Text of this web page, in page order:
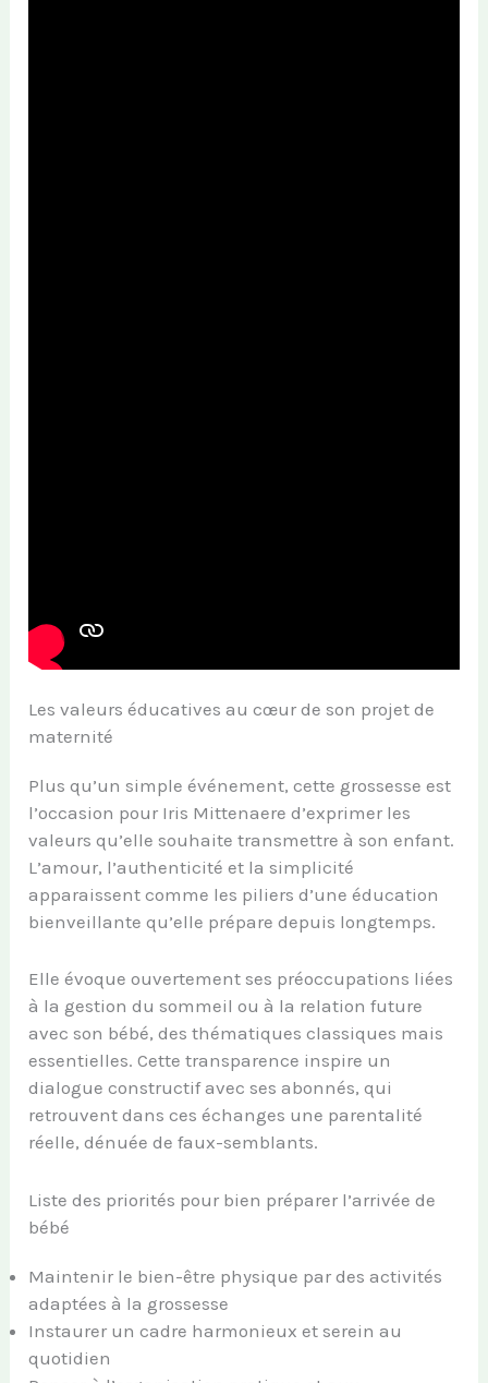
Les valeurs éducatives au cœur de son projet de
maternité
Plus qu’un simple événement, cette grossesse est
l’occasion pour Iris Mittenaere d’exprimer les
valeurs qu’elle souhaite transmettre à son enfant.
L’amour, l’authenticité et la simplicité
apparaissent comme les piliers d’une éducation
bienveillante qu’elle prépare depuis longtemps.
Elle évoque ouvertement ses préoccupations liées
à la gestion du sommeil ou à la relation future
avec son bébé, des thématiques classiques mais
essentielles. Cette transparence inspire un
dialogue constructif avec ses abonnés, qui
retrouvent dans ces échanges une parentalité
réelle, dénuée de faux-semblants.
Liste des priorités pour bien préparer l’arrivée de
bébé
Maintenir le bien-être physique par des activités
adaptées à la grossesse
Instaurer un cadre harmonieux et serein au
quotidien